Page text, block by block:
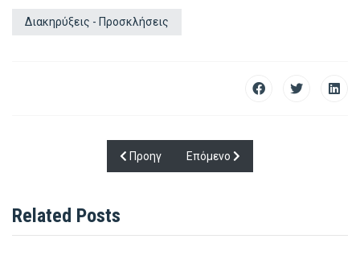
Διακηρύξεις - Προσκλήσεις
Προηγούμενο άρθρο: Πρόσκληση Εκδήλωσης
Προηγ Επόμενο άρθρο: Πρόσκληση
Επόμενο
Related Posts